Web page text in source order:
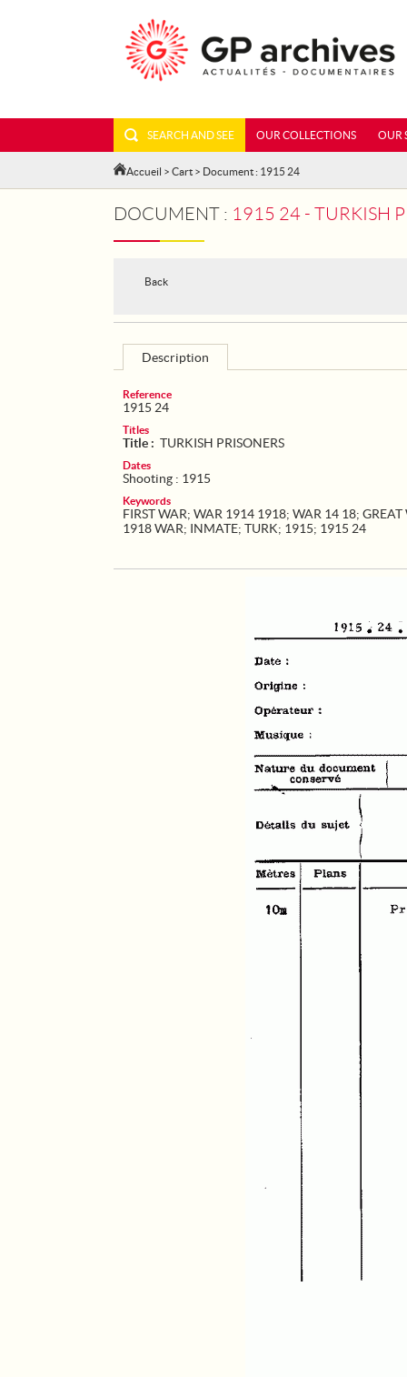
SEARCH AND SEE OUR COLLECTIONS OUR
Accueil > Cart > Document : 1915 24
DOCUMENT : 1915 24 - TURKISH
Back
Description
Reference
1915 24
Titles
Title : TURKISH PRISONERS
Dates
Shooting : 1915
Keywords
FIRST WAR; WAR 1914 1918; WAR 14 18; GREAT
1918 WAR; INMATE; TURK; 1915; 1915 24